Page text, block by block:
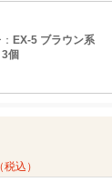
EX-5 ブラウン系
3個
（税込）